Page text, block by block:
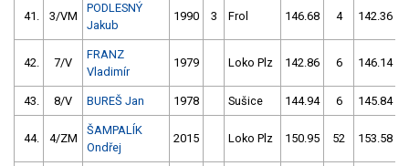
41. 3/VM
PODLESNÝ
Jakub
1990 3 Frol 146.68 4 142.36
42. 7/V
FRANZ
Vladimír
1979 Loko Plz 142.86 6 146.14
43. 8/V BUREŠ Jan 1978 Sušice 144.94 6 145.84
44. 4/ZM
ŠAMPALÍK
Ondřej
2015 Loko Plz 150.95 52 153.58